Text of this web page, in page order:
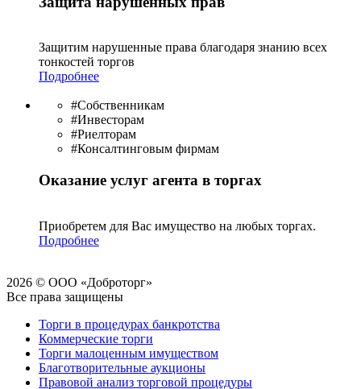
Защитим нарушенные права благодаря знанию всех
тонкостей торгов
Подробнее
#Собственникам
#Инвесторам
#Риелторам
#Консалтинговым фирмам
Оказание услуг агента в торгах
Приобретем для Вас имущество на любых торгах.
Подробнее
2026 © ООО «Доброторг»
Все права защищены
Торги в процедурах банкротства
Коммерческие торги
Торги малоценным имуществом
Благотворительные аукционы
Правовой анализ торговой процедуры